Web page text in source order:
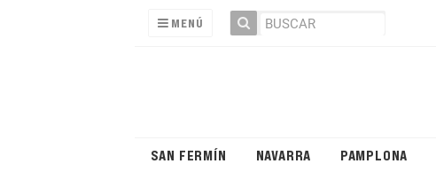
MENÚ
SAN FERMÍN NAVARRA PAMPLONA